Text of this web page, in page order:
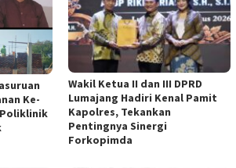
Ke-
Wakil Ketua II dan III DPRD
Lumajang Hadiri Kenal Pamit
Kapolres, Tekankan
Pentingnya Sinergi
Forkopimda